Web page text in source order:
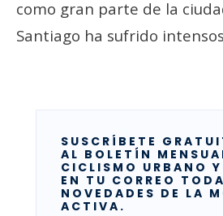
como gran parte de la
Santiago ha sufrido intensos
SUSCRÍBETE
AL BOLETÍN
CICLISMO URBANO Y
EN TU CORREO
NOVEDADES DE LA
ACTIVA.